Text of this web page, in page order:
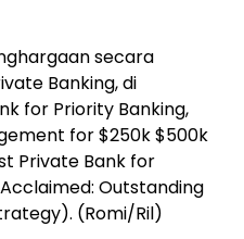
secara
Banking, di
for Priority Banking,
for $250k $500k
Private Bank for
Outstanding
(Romi/Ril)